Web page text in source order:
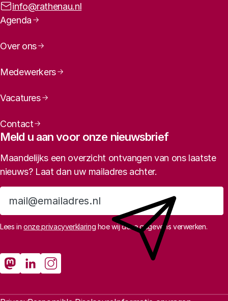
E-mailadres:
info@rathenau.nl
Paginanavigatie
Agenda
Over ons
Medewerkers
Vacatures
Contact
Meld u aan voor onze nieuwsbrief
Maandelijks een overzicht ontvangen van ons laatste
nieuws? Laat dan uw mailadres achter.
Aanmelden
Lees inonze privacyverklaring hoe wij deze gegevens verwerken.
Sociale media
Rathenau Mastodon
Rathenau LinkedIn
Rathenau Instagram